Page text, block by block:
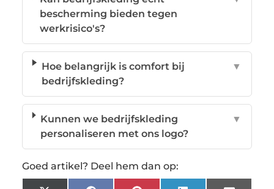
bescherming bieden tegen
werkrisico's?
Hoe belangrijk is comfort bij
bedrijfskleding?
▼
Kunnen we bedrijfskleding
personaliseren met ons logo?
▼
Goed artikel? Deel hem dan op: